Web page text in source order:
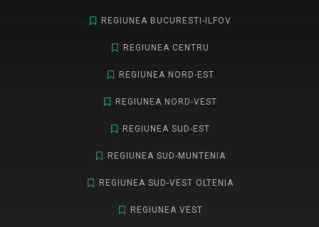
REGIUNEA BUCURESTI-ILFOV
REGIUNEA CENTRU
REGIUNEA NORD-EST
REGIUNEA NORD-VEST
REGIUNEA SUD-EST
REGIUNEA SUD-MUNTENIA
REGIUNEA SUD-VEST OLTENIA
REGIUNEA VEST